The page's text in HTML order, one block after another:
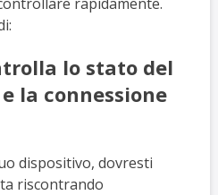
lo stato del
la connessione
dispositivo, dovresti
riscontrando